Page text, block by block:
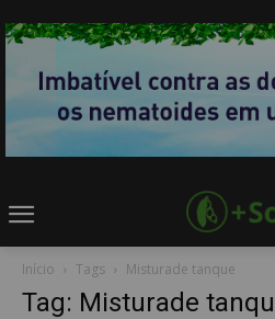
Início Tags Misturade tanque
Tag: Misturade